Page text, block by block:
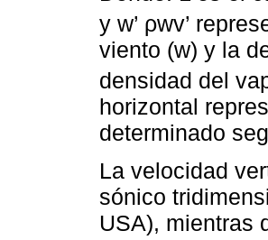
y w’ ρwv’
viento (w) y la
densidad del
horizontal
determinado
La velocidad
sónico
USA), mientras